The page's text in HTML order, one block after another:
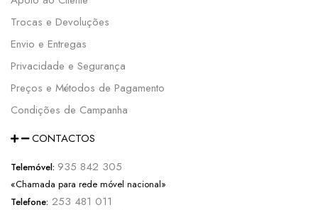
Trocas e Devoluções
Envio e Entregas
Privacidade e Segurança
Preços e Métodos de Pagamento
Condições de Campanha
CONTACTOS
Telemóvel: 935 842 305
«Chamada para rede móvel nacional»
Telefone: 253 481 011